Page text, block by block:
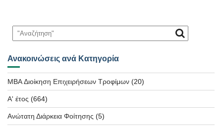
Ανακοινώσεις ανά Κατηγορία
MBA Διοίκηση Επιχειρήσεων Τροφίμων (20)
Α' έτος (664)
Ανώτατη Διάρκεια Φοίτησης (5)